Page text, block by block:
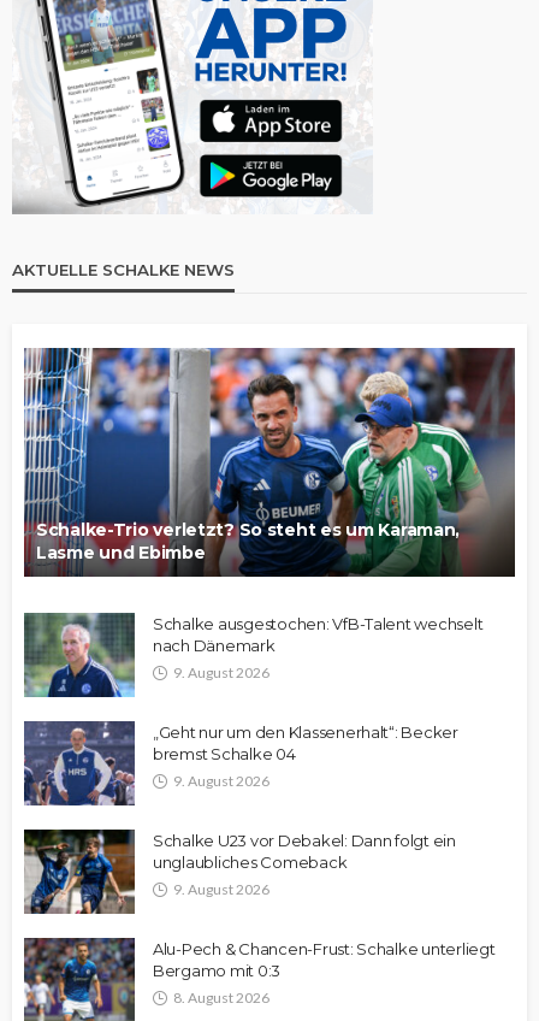
AKTUELLE SCHALKE NEWS
Schalke-Trio verletzt? So steht es um Karaman,
Lasme und Ebimbe
Schalke ausgestochen: VfB-Talent wechselt
nach Dänemark
9. August 2026
„Geht nur um den Klassenerhalt“: Becker
bremst Schalke 04
9. August 2026
Schalke U23 vor Debakel: Dann folgt ein
unglaubliches Comeback
9. August 2026
Alu-Pech & Chancen-Frust: Schalke unterliegt
Bergamo mit 0:3
8. August 2026